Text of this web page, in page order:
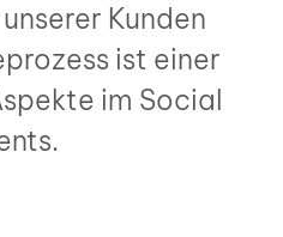
Kun­den
ist einer
im Social